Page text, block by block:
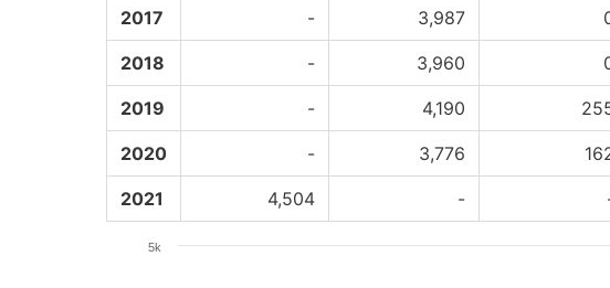
2017 - 3,987
2018 - 3,960
2019 - 4,190
2020 - 3,776
2021 4,504 -
5k